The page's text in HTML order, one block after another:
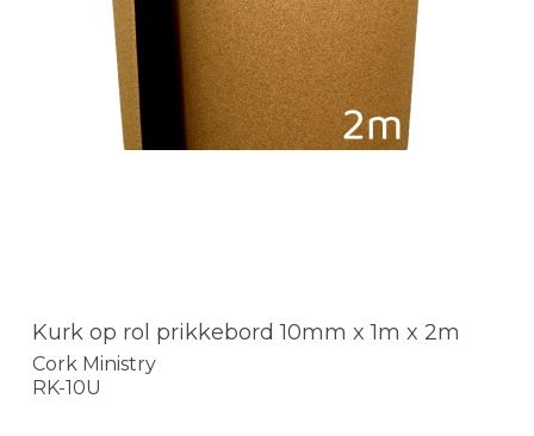
Kurk op rol prikkebord 10mm x 1m x 2m
Cork Ministry
RK-10U